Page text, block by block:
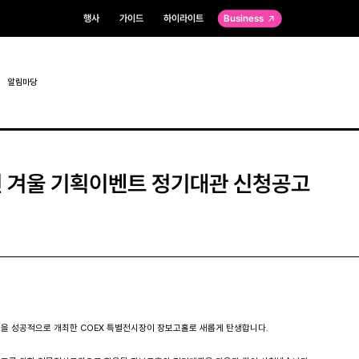
행사 가이드 하이라이트 Business
알림마당
울 기획이벤트 정기대관 신청공고
성공적으로 개최한 COEX 특별전시장이 장보고홀로 새롭게 탄생합니다.